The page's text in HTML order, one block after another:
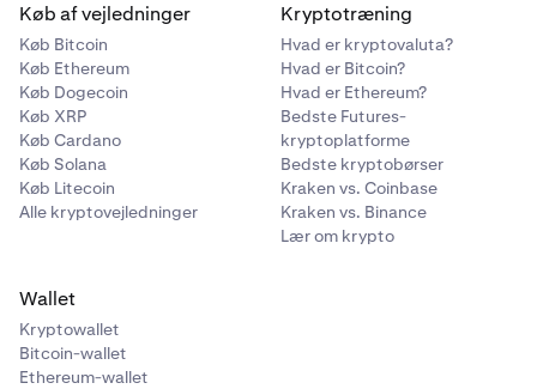
Køb af vejledninger
Køb Bitcoin
Køb Ethereum
Køb Dogecoin
Køb XRP
Køb Cardano
Køb Solana
Køb Litecoin
Alle kryptovejledninger
Kryptotræning
Hvad er kryptovaluta?
Hvad er Bitcoin?
Hvad er Ethereum?
Bedste Futures-
kryptoplatforme
Bedste kryptobørser
Kraken vs. Coinbase
Kraken vs. Binance
Lær om krypto
Wallet
Kryptowallet
Bitcoin-wallet
Ethereum-wallet